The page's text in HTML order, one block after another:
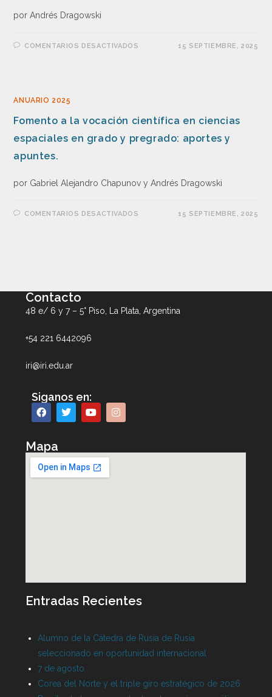
por Andrés Dragowski
COMENTARIOS DESACTIVADOS 15 SEPTIEMBRE, 2025
ANUARIO 2025
Fomento a la vocación científica en ciencias
espaciales en grado y pregrado: aportes y
apuntes.
por Gabriel Alejandro Chapunov y Andrés Dragowski
COMENTARIOS DESACTIVADOS 15 SEPTIEMBRE, 2025
Contacto
48 e/ 6 y 7 – 5° Piso, La Plata, Argentina
+54 221 6442096
iri@iri.edu.ar
Siganos en:
Mapa
Entradas Recientes
Alumno de la Cátedra de Rusia de Rusia
seleccionado en oportunidad internacional
7 de agosto
Corea del Norte y el triple giro estratégico de 2026